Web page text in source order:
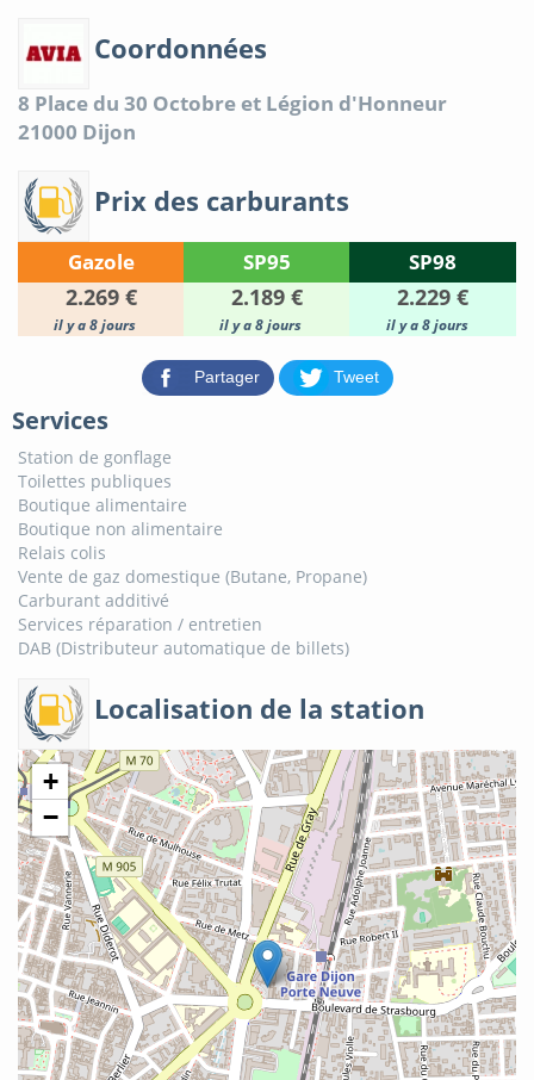
Coordonnées
8 Place du 30 Octobre et Légion d'Honneur
21000 Dijon
Prix des carburants
Gazole SP95 SP98
2.269 € 2.189 € 2.229 €
il y a 8 jours il y a 8 jours il y a 8 jours
Partager Tweet
Services
Station de gonflage
Toilettes publiques
Boutique alimentaire
Boutique non alimentaire
Relais colis
Vente de gaz domestique (Butane, Propane)
Carburant additivé
Services réparation / entretien
DAB (Distributeur automatique de billets)
Localisation de la station
+
−